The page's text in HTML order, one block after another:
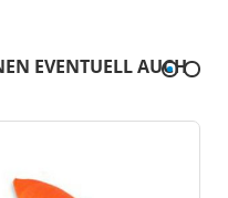
EVENTUELL AUCH